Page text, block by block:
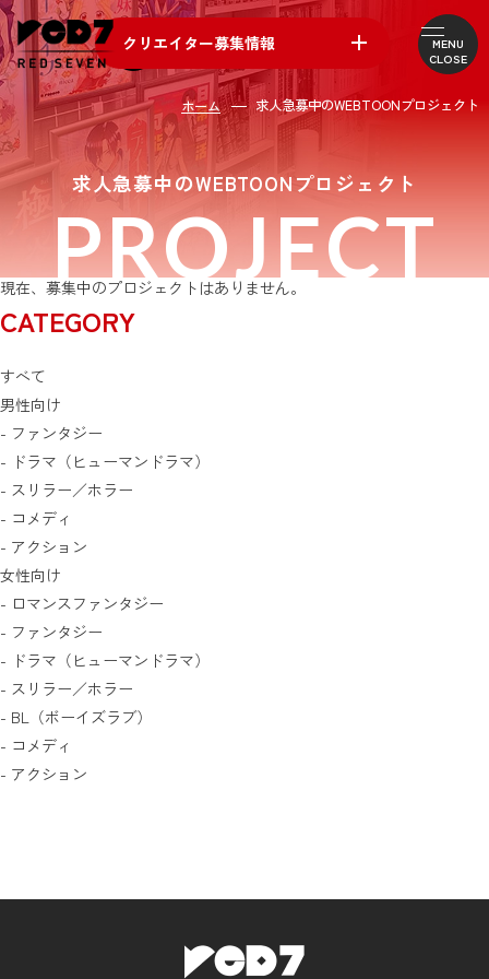
MENU
CLOSE
クリエイター募集情報
各ポジション・個人作家
求人急募中のプロジェクト
ホーム 求人急募中のWEBTOONプロジェクト
求人急募中のWEBTOONプロジェクト
PROJECT
CATEGORY
すべて
男性向け
- ファンタジー
- ドラマ（ヒューマンドラマ）
- スリラー／ホラー
- コメディ
- アクション
女性向け
- ロマンスファンタジー
- ファンタジー
- ドラマ（ヒューマンドラマ）
- スリラー／ホラー
- BL（ボーイズラブ）
- コメディ
- アクション
現在、募集中のプロジェクトはありません。